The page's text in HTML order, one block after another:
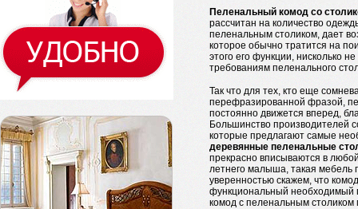
Пеленальный комод со
рассчитан на количество
пеленальным столиком, дает
которое обычно тратится на
этого его функции, нисколько
требованиям пеленального
Так что для тех, кто еще
перефразированной фразой,
постоянно движется вперед,
Большинство производителей
которые предлагают самые
деревянные пеленальные
прекрасно вписываются в
летнего малыша, такая мебель
уверенностью скажем, что
функциональный необходимый
комод с пеленальным